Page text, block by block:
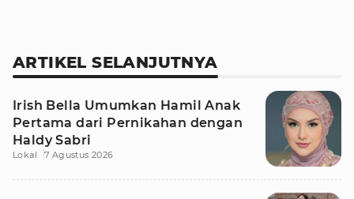
ARTIKEL SELANJUTNYA
Irish Bella Umumkan Hamil Anak
Pertama dari Pernikahan dengan
Haldy Sabri
Lokal 7 Agustus 2026